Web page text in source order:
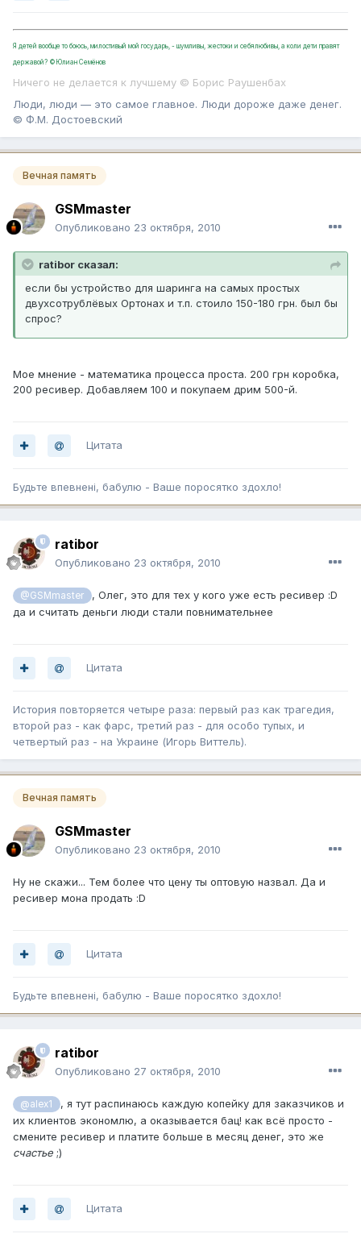
Я детей вообще то боюсь, милостивый мой государь, - шумливы, жестоки и себялюбивы, а коли дети правят
державой? ©Юлиан Семёнов
Ничего не делается к лучшему © Борис Раушенбах
Люди, люди — это самое главное. Люди дороже даже денег.
© Ф.М. Достоевский
Вечная память
GSMmaster
Опубликовано 23 октября, 2010
ratibor сказал:
если бы устройство для шаринга на самых простых
двухсотрублёвых Ортонах и т.п. стоило 150-180 грн. был бы
спрос?
Мое мнение - математика процесса проста. 200 грн коробка,
200 ресивер. Добавляем 100 и покупаем дрим 500-й.
Цитата
Будьте впевненi, бабулю - Ваше поросятко здохло!
ratibor
Опубликовано 23 октября, 2010
@GSMmaster
, Олег, это для тех у кого уже есть ресивер :D
да и считать деньги люди стали повнимательнее
Цитата
История повторяется четыре раза: первый раз как трагедия,
второй раз - как фарс, третий раз - для особо тупых, и
четвертый раз - на Украине (Игорь Виттель).
Вечная память
GSMmaster
Опубликовано 23 октября, 2010
Ну не скажи... Тем более что цену ты оптовую назвал. Да и
ресивер мона продать :D
Цитата
Будьте впевненi, бабулю - Ваше поросятко здохло!
ratibor
Опубликовано 27 октября, 2010
@alex1
, я тут распинаюсь каждую копейку для заказчиков и
их клиентов экономлю, а оказывается бац! как всё просто -
смените ресивер и платите больше в месяц денег, это же
счастье ;)
Цитата